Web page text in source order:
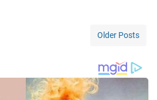
Older Posts